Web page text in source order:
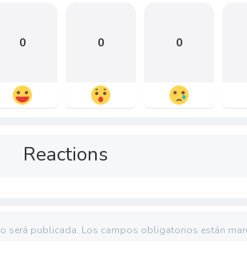
0 0 0
Reactions
será publicada. Los campos obligatorios están